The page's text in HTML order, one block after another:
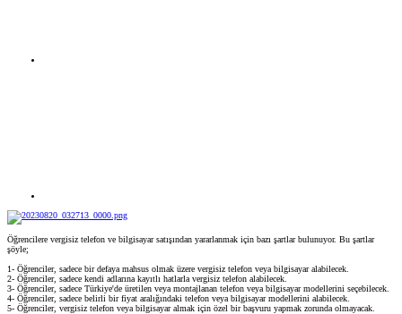
Öğrencilere vergisiz telefon ve bilgisayar satışından yararlanmak için bazı şartlar bulunuyor. Bu şartlar
şöyle;
1- Öğrenciler, sadece bir defaya mahsus olmak üzere vergisiz telefon veya bilgisayar alabilecek.
2- Öğrenciler, sadece kendi adlarına kayıtlı hatlarla vergisiz telefon alabilecek.
3- Öğrenciler, sadece Türkiye'de üretilen veya montajlanan telefon veya bilgisayar modellerini seçebilecek.
4- Öğrenciler, sadece belirli bir fiyat aralığındaki telefon veya bilgisayar modellerini alabilecek.
5- Öğrenciler, vergisiz telefon veya bilgisayar almak için özel bir başvuru yapmak zorunda olmayacak.